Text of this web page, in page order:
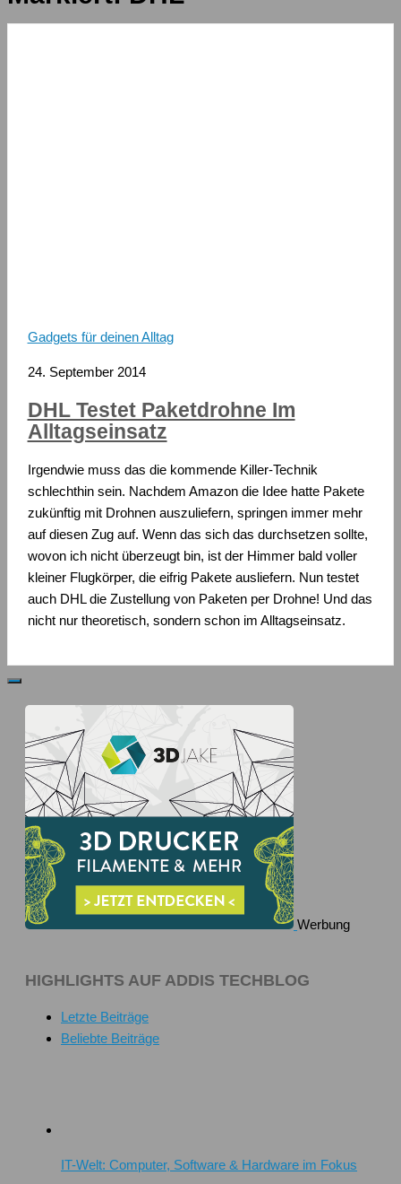
Gadgets für deinen Alltag
24. September 2014
DHL Testet Paketdrohne Im
Alltagseinsatz
Irgendwie muss das die kommende Killer-Technik
schlechthin sein. Nachdem Amazon die Idee hatte Pakete
zukünftig mit Drohnen auszuliefern, springen immer mehr
auf diesen Zug auf. Wenn das sich das durchsetzen sollte,
wovon ich nicht überzeugt bin, ist der Himmer bald voller
kleiner Flugkörper, die eifrig Pakete ausliefern. Nun testet
auch DHL die Zustellung von Paketen per Drohne! Und das
nicht nur theoretisch, sondern schon im Alltagseinsatz.
Werbung
HIGHLIGHTS AUF ADDIS TECHBLOG
Letzte Beiträge
Beliebte Beiträge
IT-Welt: Computer, Software & Hardware im Fokus